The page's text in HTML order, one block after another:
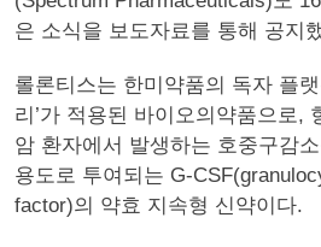
은 소식을 보도자료를 통해 공지
롤론티스는 한미약품의 독자 플
리’가 적용된 바이오의약품으로,
암 환자에서 발생하는 호중구감
용도로 투여되는 G-
factor)의 약효 지속형 신약이다.